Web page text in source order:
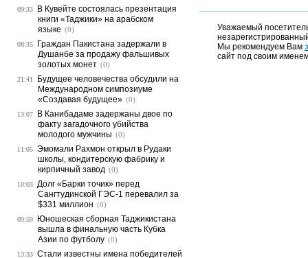
Уважаемый
Мы рекомендуем Вам
сайт под своим
09:33
В Кувейте состоялась презентация
книги «Таджики» на арабском
языке (0)
08:35
Граждан Пакистана задержали в
Душанбе за продажу фальшивых
золотых монет (0)
21:41
Будущее человечества обсудили на
Международном симпозиуме
«Создавая будущее» (0)
13:07
В Канибадаме задержаны двое по
факту загадочного убийства
молодого мужчины (0)
11:05 Эмомали Рахмон открыл в Рудаки
школы, кондитерскую фабрику и
кирпичный завод (0)
10:03 Долг «Барки точик» перед
Сангтудинской ГЭС-1 перевалил за
$331 миллион (0)
09:59
Юношеская сборная Таджикистана
вышла в финальную часть Кубка
Азии по футболу (0)
13:33 Стали известны имена победителей